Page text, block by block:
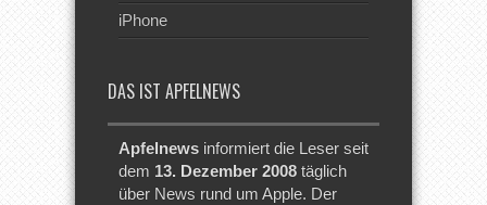
iPhone
DAS IST APFELNEWS
Apfelnews informiert die Leser seit
dem 13. Dezember 2008 täglich
über News rund um Apple. Der